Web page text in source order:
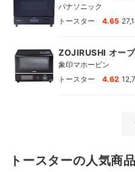
パナソニック
トースター
4.65
ZOJIRUSHI オー
象印マホービン
トースター
4.62
トースターの人気商